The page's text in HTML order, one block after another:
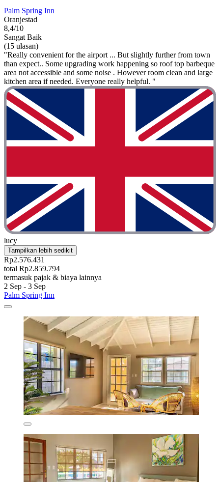
Palm Spring Inn
Oranjestad
8,4/10
Sangat Baik
(15 ulasan)
"Really convenient for the airport ... But slightly further from town
than expect.. Some upgrading work happening so roof top barbeque
area not accessible and some noise . However room clean and large
kitchen area if needed. Everyone really helpful. "
lucy
Tampilkan lebih sedikit
Rp2.576.431
total Rp2.859.794
termasuk pajak & biaya lainnya
2 Sep - 3 Sep
Palm Spring Inn